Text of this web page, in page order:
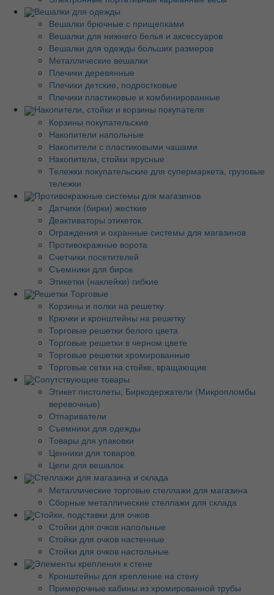
Вешалки для одежды
Вешалки брючные с прищепками
Вешалки для нижнего белья и аксессуаров
Вешалки для одежды больших размеров
Металлические вешалки
Плечики деревянные
Плечики детские, подростковые
Плечики пластиковые и комбинированные
Накопители, стойки и корзины покупателя
Корзины покупательские
Накопители напольные
Накопители с пластиковыми чашами
Накопители, стойки ярусные
Тележки покупательские для супермаркета, грузовые
тележки
Противокражные системы для магазинов
Датчики (бирки) жесткие
Деактиваторы этикеток
Ограждения и охранные системы для магазинов
Противокражные ворота
Счетчики посетителей
Съемники для бирок
Этикетки (наклейки) гибкие
Решетки Торговые
Корзины и полки на решетку
Крючки и кронштейны на решетку
Торговые решетки белого цвета
Торговые решетки в черном цвете
Торговые решетки хромированные
Торговые сетки на стойке, вращающие
Сопутствующие товары
Этикет пистолеты, Биркодержатели (Микропломбы
веревочные)
Отпариватели
Съемники для одежды
Товары для упаковки
Ценники для товаров
Цепи для вешалок
Стеллажи для магазина и склада
Металлические торговые стеллажи для магазина
Сборные металлические стеллажи для склада
Стойки, подставки для очков
Стойки для очков напольные
Стойки для очков настенные
Стойки для очков настольные
Элементы крепления к стене
Кронштейны для крепление на стену
Примерочные кабины из хромированной трубы